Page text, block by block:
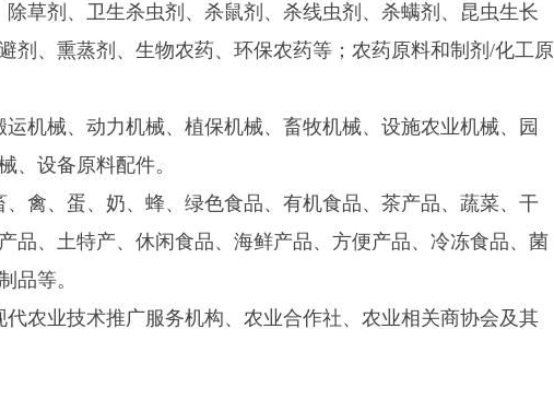
草剂、卫生杀虫剂、杀鼠剂、杀线虫剂、杀螨剂、昆虫生长
剂、熏蒸剂、生物农药、环保农药等；农药原料和制剂/化工原
机械、动力机械、植保机械、畜牧机械、设施农业机械、园
、设备原料配件。
禽、蛋、奶、蜂、绿色食品、 有机食品、茶产品、蔬菜、干
品、土特产、休闲食品、海鲜产品、方便产品、冷冻食品、菌
品等。
农业技术推广服务机构、农业合作社、农业相关商协会及其